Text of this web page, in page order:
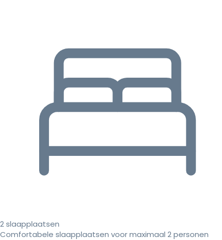
2 slaapplaatsen
Comfortabele slaapplaatsen voor maximaal 2 personen